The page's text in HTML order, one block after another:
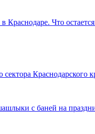
Краснодаре. Что
сектора Краснодарского
с баней на